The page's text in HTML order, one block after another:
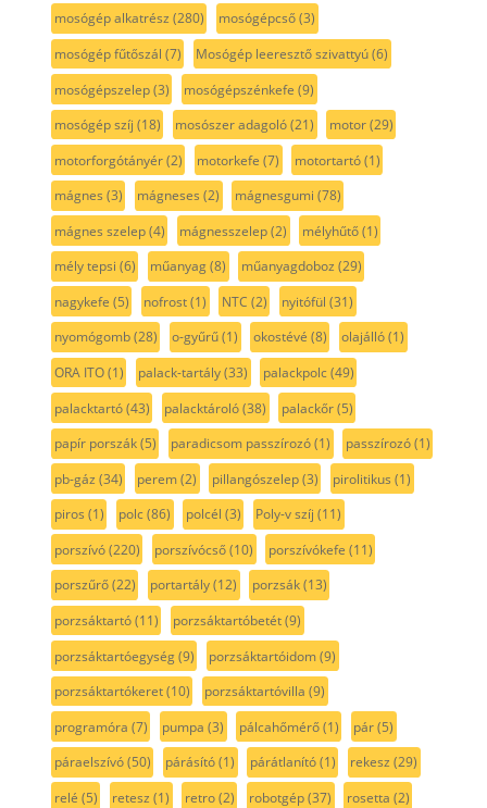
mosógép alkatrész (280) mosógépcső(3)
mosógép fűtőszál (7) Mosógép leeresztő szivattyú(6)
mosógépszelep(3) mosógépszénkefe (9)
mosógép szíj (18) mosószer adagoló(21) motor(29)
motorforgótányér(2) motorkefe (7) motortartó(1)
mágnes (3) mágneses (2) mágnesgumi (78)
mágnes szelep(4) mágnesszelep(2) mélyhűtő(1)
mély tepsi (6) műanyag(8) műanyagdoboz (29)
nagykefe (5) nofrost(1) NTC (2) nyitófül (31)
nyomógomb(28) o-gyűrű(1) okostévé (8) olajálló(1)
ORA ITO(1) palack-tartály(33) palackpolc(49)
palacktartó(43) palacktároló(38) palackőr(5)
papír porszák(5) paradicsom passzírozó(1) passzírozó(1)
pb-gáz (34) perem(2) pillangószelep(3) pirolitikus (1)
piros (1) polc(86) polcél (3) Poly-v szíj (11)
porszívó(220) porszívócső(10) porszívókefe (11)
porszűrő(22) portartály(12) porzsák(13)
porzsáktartó(11) porzsáktartóbetét(9)
porzsáktartóegység(9) porzsáktartóidom(9)
porzsáktartókeret(10) porzsáktartóvilla (9)
programóra (7) pumpa (3) pálcahőmérő(1) pár(5)
páraelszívó(50) párásító(1) párátlanító(1) rekesz (29)
relé (5) retesz (1) retro(2) robotgép(37) rosetta (2)